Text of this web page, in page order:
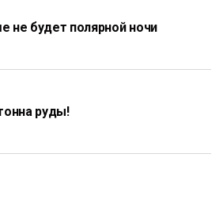
не будет полярной ночи
руды!